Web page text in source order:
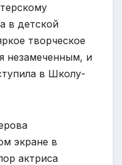
в детской
творческое
незамеченным, и
в Школу-
экране в
актриса